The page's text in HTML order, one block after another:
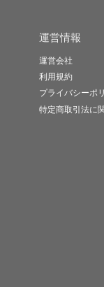
運営情報
運営会社
利用規約
プライバシーポ
特定商取引法に